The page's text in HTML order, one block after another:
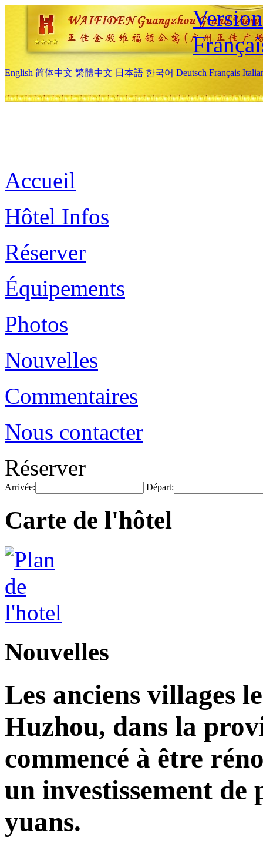
English 简体中文 繁體中文 日本語 한국어 Deutsch Français
Accueil
Hôtel Infos
Réserver
Équipements
Photos
Nouvelles
Commentaires
Nous contacter
Réserver
Arrivée: Départ:
Carte de l'hôtel
Nouvelles
Les anciens villages
Huzhou, dans la
commencé à être
un investissement
yuans.